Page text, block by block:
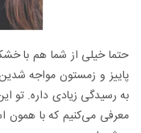
حتما خیلی از شما هم با
پاییز و زمستون مواجه
به رسیدگی زیادی داره. تو
معرفی می‌کنیم که با همون